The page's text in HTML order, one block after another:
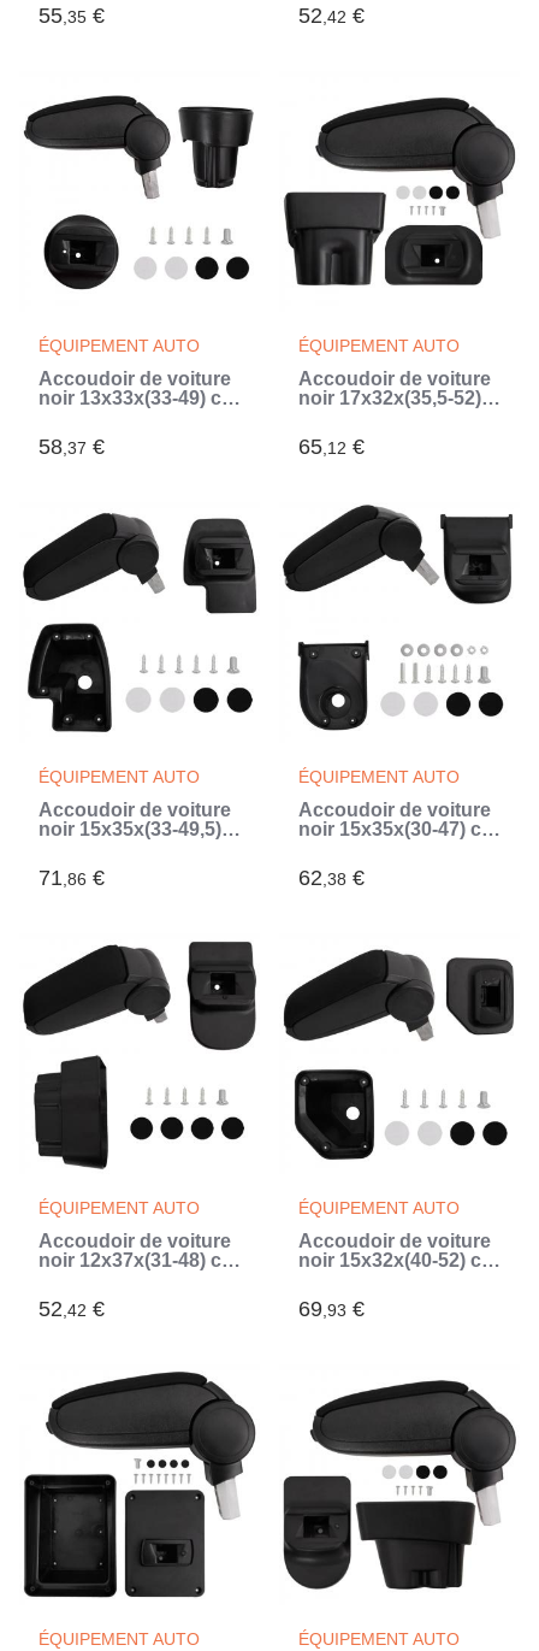
55,35 € 52,42 €
ÉQUIPEMENT AUTO
Accoudoir de voiture
noir 13x33x(33-49) cm
58,37 €
ÉQUIPEMENT AUTO
Accoudoir de voiture
noir 17x32x(35,5-52)
65,12 €
ÉQUIPEMENT AUTO
Accoudoir de voiture
noir 15x35x(33-49,5)
71,86 €
ÉQUIPEMENT AUTO
Accoudoir de voiture
noir 15x35x(30-47) cm
62,38 €
ÉQUIPEMENT AUTO
Accoudoir de voiture
noir 12x37x(31-48) cm
52,42 €
ÉQUIPEMENT AUTO
Accoudoir de voiture
noir 15x32x(40-52) cm
69,93 €
ÉQUIPEMENT AUTO ÉQUIPEMENT AUTO